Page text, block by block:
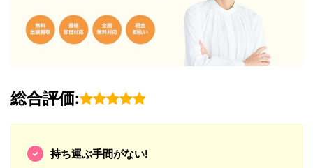
総合評価:
持ち運ぶ手間がない!